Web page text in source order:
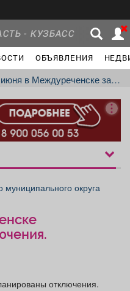
- КУЗБАСС
ОБЪЯВЛЕНИЯ
Услуги
Проекты
в Междуреченске запланированы отключения.
округа
отключения.